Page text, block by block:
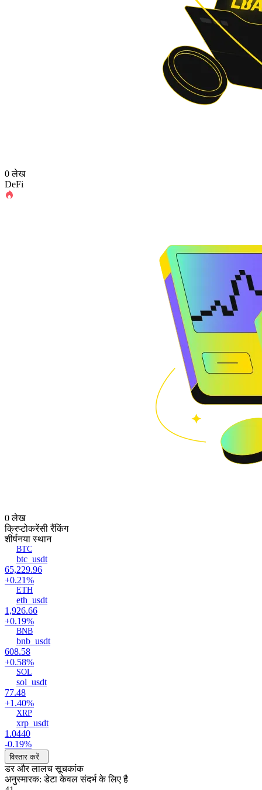
0 लेख
DeFi
0 लेख
क्रिप्टोकरेंसी रैंकिंग
शीर्षनया स्थान
BTC
btc_usdt
65,229.96
+0.21%
ETH
eth_usdt
1,926.66
+0.19%
BNB
bnb_usdt
608.58
+0.58%
SOL
sol_usdt
77.48
+1.40%
XRP
xrp_usdt
1.0440
-0.19%
विस्तार करें
डर और लालच सूचकांक
अनुस्मारक: डेटा केवल संदर्भ के लिए है